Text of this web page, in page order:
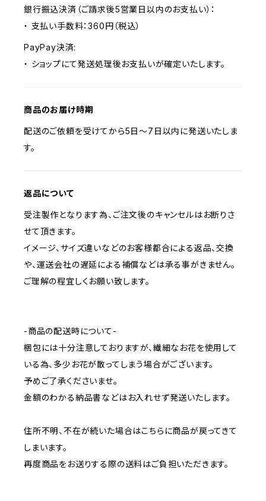
銀行振込決済（ご請求後5営業日以内のお支払い）：
・ 支払い手数料：360円（税込）
PayPay決済:
・ ショップにて発送処理後お支払いが確定いたします。
商品のお届け時期
配送のご依頼を受けてから5日〜7日以内に発送いたしま
す。
返品について
受注製作となります為、ご注文後のキャンセルはお断りさ
せて頂きます。
イメージ、サイズ違いなどのお客様都合による返品、交換
や、運送会社の遅延による補償などは承る事がきません。
ご理解の程宜しくお願い致します。
-商品の配送時について-
梱包には十分注意しておりますが、繊細なお花を使用して
いる為、多少お花が散ってしまう場合がございます。
予めご了承くださいませ。
金額のわかる納品書などはお入れせず発送いたします。
住所不明、不在が続いた場合はこちらに商品が戻ってきて
しまいます。
再度商品をお送りする際の送料はご負担いただきます。